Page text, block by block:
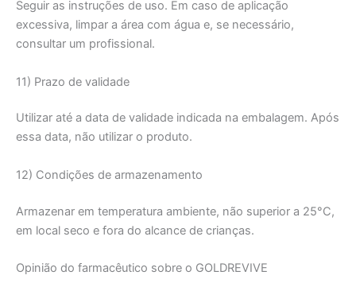
Seguir as instruções de uso. Em caso de aplicação
excessiva, limpar a área com água e, se necessário,
consultar um profissional.
11) Prazo de validade
Utilizar até a data de validade indicada na embalagem. Após
essa data, não utilizar o produto.
12) Condições de armazenamento
Armazenar em temperatura ambiente, não superior a 25°C,
em local seco e fora do alcance de crianças.
Opinião do farmacêutico sobre o GOLDREVIVE